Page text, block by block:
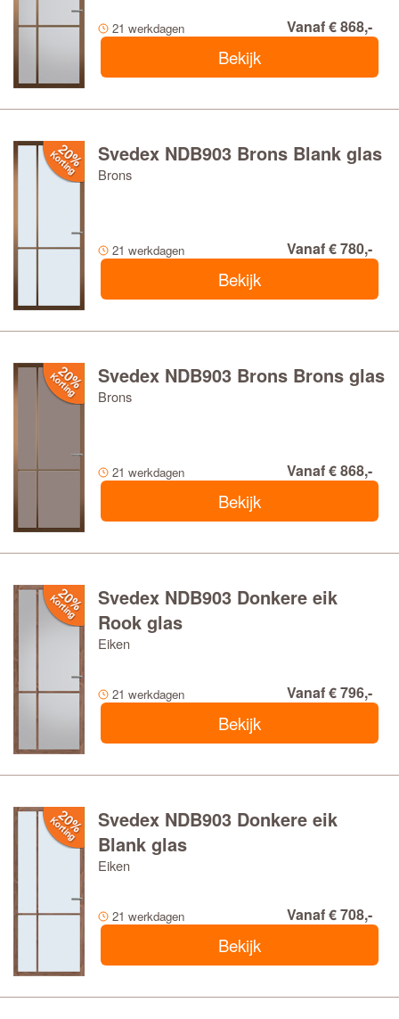
21 werkdagen Vanaf € 868,-
Bekijk
Svedex NDB903 Brons Blank glas
Brons
21 werkdagen Vanaf € 780,-
Bekijk
Svedex NDB903 Brons Brons glas
Brons
21 werkdagen Vanaf € 868,-
Bekijk
Svedex NDB903 Donkere eik
Rook glas
Eiken
21 werkdagen Vanaf € 796,-
Bekijk
Svedex NDB903 Donkere eik
Blank glas
Eiken
21 werkdagen Vanaf € 708,-
Bekijk